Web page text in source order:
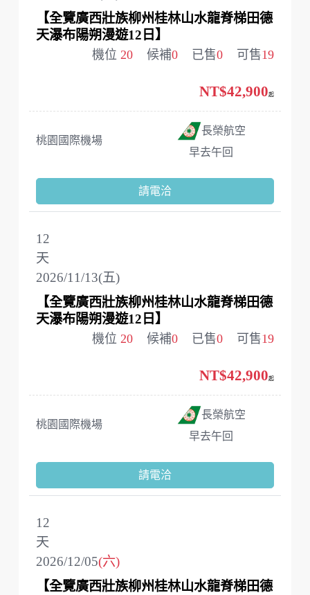
【全覽廣西壯族柳州桂林山水龍脊梯田德
天瀑布陽朔漫遊12日】
機位 20 候補0 已售0 可售19
桃園國際機場
長榮航空
早去午回
NT$42,900起
請電洽
2026/11/13(五)
12
天
【全覽廣西壯族柳州桂林山水龍脊梯田德
天瀑布陽朔漫遊12日】
機位 20 候補0 已售0 可售19
桃園國際機場
長榮航空
早去午回
NT$42,900起
請電洽
2026/12/05(六)
12
天
【全覽廣西壯族柳州桂林山水龍脊梯田德